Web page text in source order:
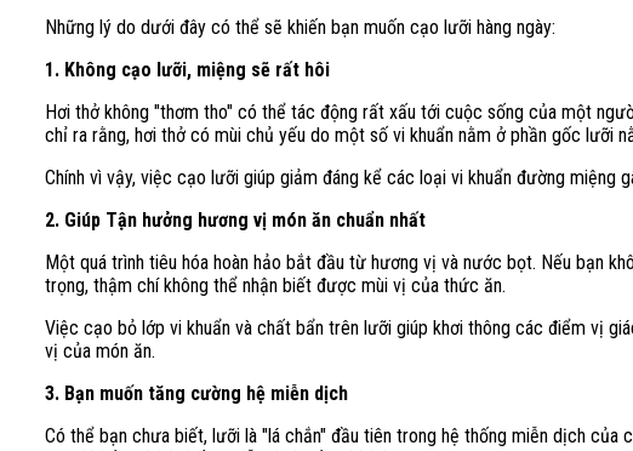
Những lý do dưới đây có thể sẽ khiến bạn muốn cạo lưỡi hàng ngày:
1. Không cạo lưỡi, miệng sẽ rất hôi
Hơi thở không "thơm tho" có thể tác động rất xấu tới cuộc sống của một
chỉ ra rằng, hơi thở có mùi chủ yếu do một số vi khuẩn nằm ở phần gốc lưỡi
Chính vì vậy, việc cạo lưỡi giúp giảm đáng kể các loại vi khuẩn đường miệng
2. Giúp Tận hưởng hương vị món ăn chuẩn nhất
Một quá trình tiêu hóa hoàn hảo bắt đầu từ hương vị và nước bọt. Nếu bạn
trọng, thậm chí không thể nhận biết được mùi vị của thức ăn.
Việc cạo bỏ lớp vi khuẩn và chất bẩn trên lưỡi giúp khơi thông các điểm vị
vị của món ăn.
3. Bạn muốn tăng cường hệ miễn dịch
Có thể bạn chưa biết, lưỡi là "lá chắn" đầu tiên trong hệ thống miễn dịch